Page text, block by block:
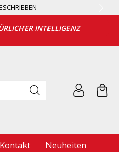
INTELLIGENZ
Kontakt Neuheiten